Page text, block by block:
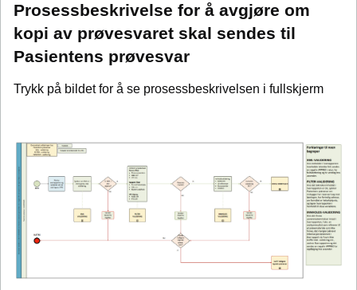
Prosessbeskrivelse for å avgjøre om
kopi av prøvesvaret skal sendes til
Pasientens prøvesvar
Trykk på bildet for å se prosessbeskrivelsen i fullskjerm